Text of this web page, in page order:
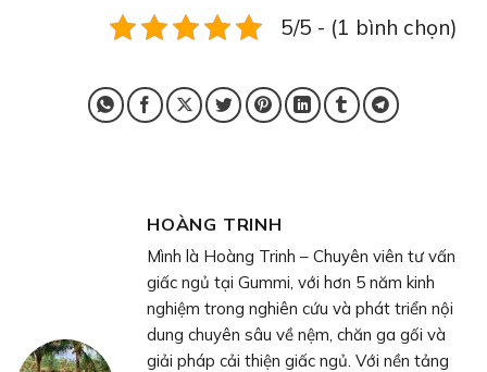
5/5 - (1 bình chọn)
HOÀNG TRINH
Mình là Hoàng Trinh – Chuyên viên tư vấn
giấc ngủ tại Gummi, với hơn 5 năm kinh
nghiệm trong nghiên cứu và phát triển nội
dung chuyên sâu về nệm, chăn ga gối và
giải pháp cải thiện giấc ngủ. Với nền tảng